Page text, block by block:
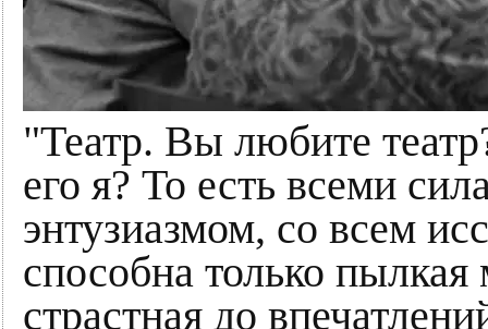
"Театр. Вы любите
его я? То есть всеми
энтузиазмом, со всем
способна только
страстная до